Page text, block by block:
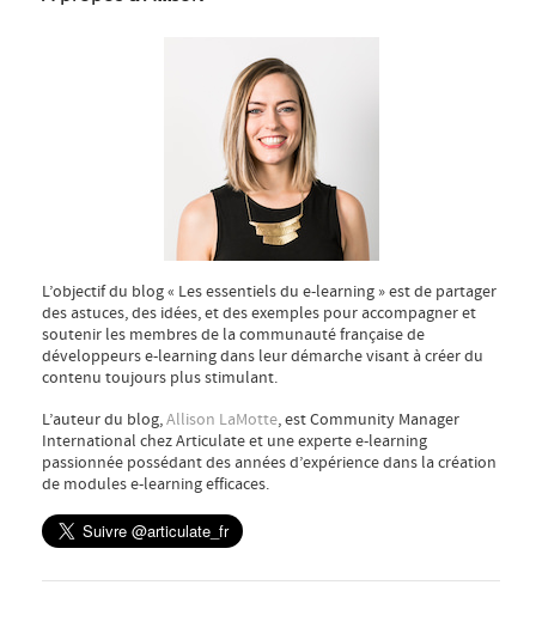
L’objectif du blog « Les essentiels du e-learning » est de partager
des astuces, des idées, et des exemples pour accompagner et
soutenir les membres de la communauté française de
développeurs e-learning dans leur démarche visant à créer du
contenu toujours plus stimulant.
L’auteur du blog,Allison LaMotte, est Community Manager
International chez Articulate et une experte e-learning
passionnée possédant des années d’expérience dans la création
de modules e-learning efficaces.